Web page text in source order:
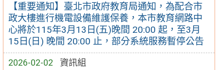
【重要通知】臺北市政府教育局通知，為配合市
政大樓進行機電設備維護保養，本市教育網路中
心將於115年3月13日(五)晚間 20:00 起，至3月
15日(日) 晚間 20:00 止，部分系統服務暫停公告
2026-02-02 資訊組